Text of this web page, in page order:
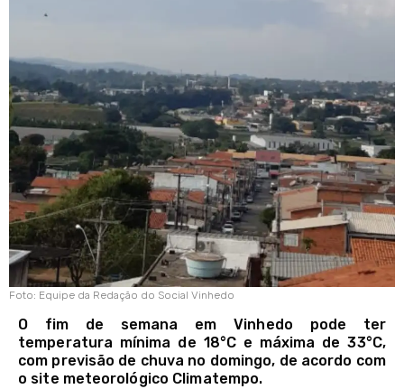
Foto: Equipe da Redação do Social Vinhedo
O fim de semana em Vinhedo pode ter
temperatura mínima de 18°C e máxima de 33°C,
com previsão de chuva no domingo, de acordo com
o site meteorológico Climatempo.